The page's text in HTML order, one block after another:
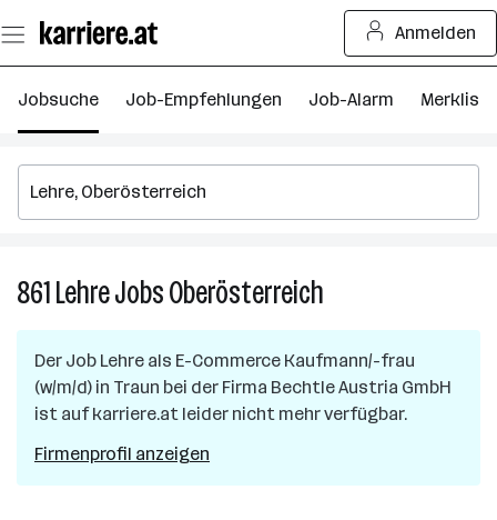
Seiteninhalt
springen
Anmelden
Jobsuche Job-Empfehlungen Job-Alarm Merkliste
861LehreJobsOberösterreich
in
Oberösterreich
Der Job Lehre als E-Commerce Kaufmann/-frau
(w/m/d) in Traun bei der Firma Bechtle Austria GmbH
ist auf karriere.at leider nicht mehr verfügbar.
Firmenprofil anzeigen